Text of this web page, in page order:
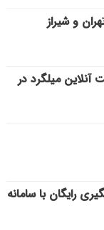
و شیراز
میلگرد در
رایگان با سامانه